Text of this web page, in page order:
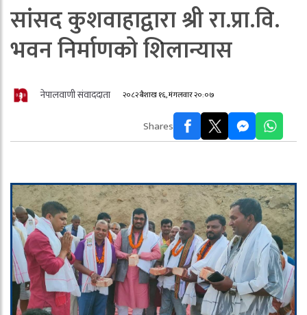
सांसद कुशवाहाद्वारा श्री रा.प्रा.वि.
भवन निर्माणको शिलान्यास
नेपालवाणी संवाददाता २०८२ बैशाख १६, मंगलवार २०:०७
Shares